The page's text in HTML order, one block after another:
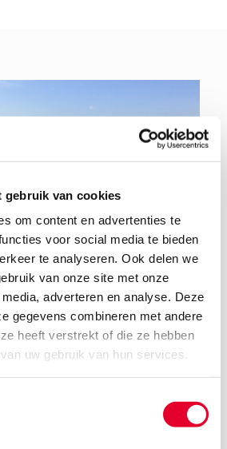
gebruik van cookies
om content en advertenties te
voor social media te bieden
te analyseren. Ook delen we
van onze site met onze
adverteren en analyse. Deze
gegevens combineren met andere
heeft verstrekt of die ze hebben
uw gebruik van hun services.